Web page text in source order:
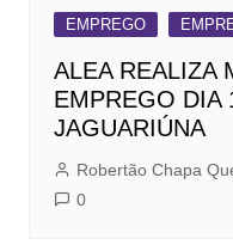
EMPREGO
ALEA REALIZA
EMPREGO DIA
JAGUARIÚNA
Robertão Chapa
0